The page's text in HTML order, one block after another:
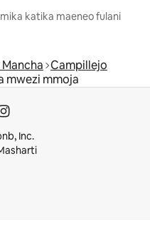
katika maeneo fulani
Campillejo
mwezi mmoja
Inc.